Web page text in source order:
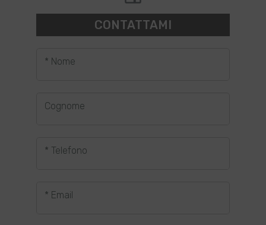
CONTATTAMI
* Nome
Cognome
* Telefono
* Email